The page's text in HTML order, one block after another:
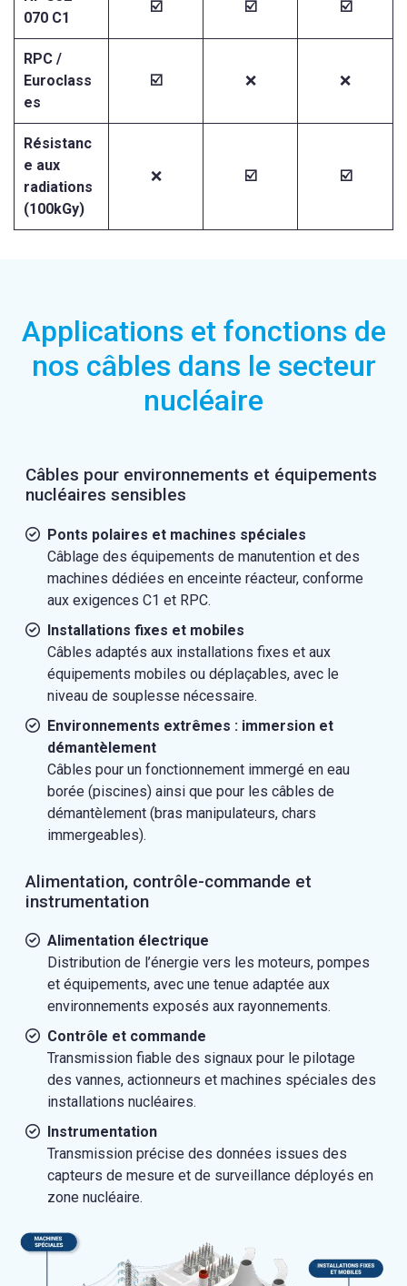
070 C1
☑️ ☑️ ☑️
RPC /
Euroclass
es
☑️ ❌ ❌
Résistanc
e aux
radiations
(100kGy)
❌ ☑️ ☑️
Applications et fonctions de
nos câbles dans le secteur
nucléaire
Câbles pour environnements et équipements
nucléaires sensibles
Ponts polaires et machines spéciales
Câblage des équipements de manutention et des
machines dédiées en enceinte réacteur, conforme
aux exigences C1 et RPC.
Installations fixes et mobiles
Câbles adaptés aux installations fixes et aux
équipements mobiles ou déplaçables, avec le
niveau de souplesse nécessaire.
Environnements extrêmes : immersion et
démantèlement
Câbles pour un fonctionnement immergé en eau
borée (piscines) ainsi que pour les câbles de
démantèlement (bras manipulateurs, chars
immergeables).
Alimentation, contrôle-commande et
instrumentation
Alimentation électrique
Distribution de l’énergie vers les moteurs, pompes
et équipements, avec une tenue adaptée aux
environnements exposés aux rayonnements.
Contrôle et commande
Transmission fiable des signaux pour le pilotage
des vannes, actionneurs et machines spéciales des
installations nucléaires.
Instrumentation
Transmission précise des données issues des
capteurs de mesure et de surveillance déployés en
zone nucléaire.